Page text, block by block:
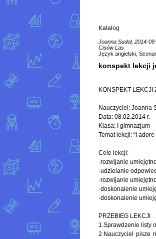
Katalog
Joanna Sudoł, 2014-
Cisów Las
Język angielski,
konspekt lekcji
KONSPEKT LEKCJI
Nauczyciel: Joanna
Data: 08.02.2014 r.
Klasa: I gimnazjum
Temat lekcji: “I
Cele lekcji:
-rozwijanie
-udzielanie
-rozwijanie
-doskonalenie
-doskonalenie
PRZEBIEG LEKCJI
1.Sprawdzenie listy
2.Nauczyciel pisze